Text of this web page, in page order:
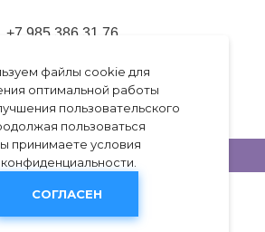
+7 985 386 31 76
темыGo.Studio
Работает наInsales
файлы cookie для
оптимальной работы
пользовательского
пользоваться
принимаете условия
СОГЛАСЕН